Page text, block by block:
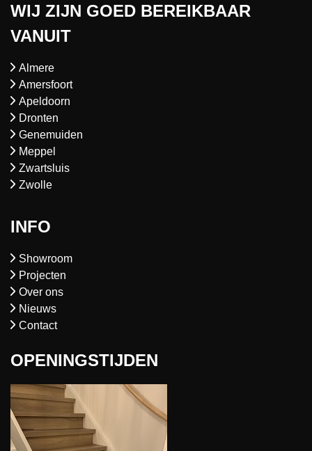
WIJ ZIJN GOED BEREIKBAAR
VANUIT
Almere
Amersfoort
Apeldoorn
Dronten
Genemuiden
Meppel
Zwartsluis
Zwolle
INFO
Showroom
Projecten
Over ons
Nieuws
Contact
OPENINGSTIJDEN